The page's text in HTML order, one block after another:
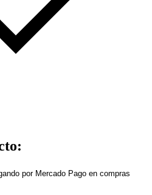
:
por Mercado Pago en compras